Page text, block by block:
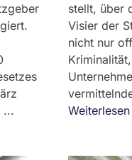
...
stellt, über
Visier der
nicht nur
Weiterlesen